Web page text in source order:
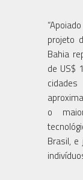
projeto
Bahia
de US$
o
Brasil,